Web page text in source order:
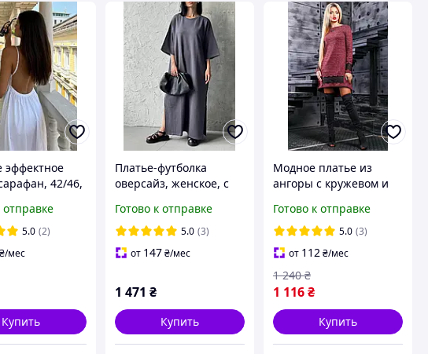
эффектное
42/46,
котон
отправке
5.0 (2)
₴/мес
Купить
Платье-футболка
оверсайз, женское, с
46, черный, графит,
молоко, шоколад
Готово к отправке
5.0 (3)
от 147 ₴/мес
1 471 ₴
Купить
Модное платье из
ангоры с кружевом и
42-48 размера
Готово к отправке
5.0 (3)
от 112 ₴/мес
1 116₴
1 240 ₴
Купить